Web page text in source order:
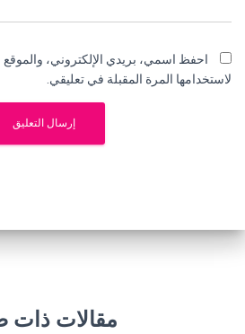
احفظ اسمي، بريدي الإلكتروني، والموقع
لاستخدامها المرة المقبلة في تعليقي.
مقالات ذات